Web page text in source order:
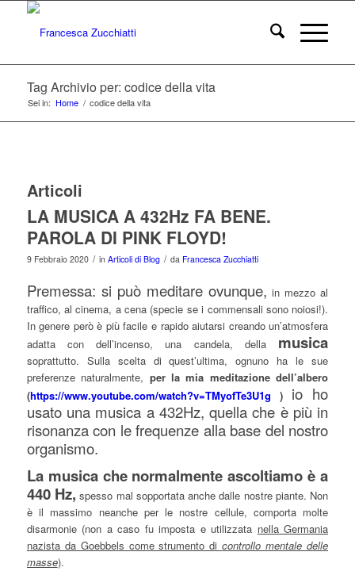
Tag Archivio per: codice della vita
Sei in: Home / codice della vita
Articoli
LA MUSICA A 432Hz FA BENE.
PAROLA DI PINK FLOYD!
9 Febbraio 2020 / in Articoli di Blog / da Francesca Zucchiatti
Premessa: si può meditare ovunque, in mezzo al
traffico, al cinema, a cena (specie se i commensali sono noiosi!).
In genere però è più facile e rapido aiutarsi creando un’atmosfera
adatta con dell’incenso, una candela, della musica
soprattutto. Sulla scelta di quest’ultima, ognuno ha le sue
preferenze naturalmente, per la mia meditazione dell’albero
(https://www.youtube.com/watch?v=TMyofTe3U1g )
io ho
usato una musica a 432Hz, quella che è più in
risonanza con le frequenze alla base del nostro
organismo.
La musica che normalmente ascoltiamo è a
440 Hz, spesso mal sopportata anche dalle nostre piante. Non
è il massimo neanche per le nostre cellule, comporta molte
disarmonie (non a caso fu imposta e utilizzata nella Germania
nazista da Goebbels come strumento dicontrollo mentale delle
masse).